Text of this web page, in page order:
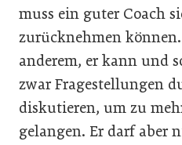
muss ein guter Coach
zurücknehmen
anderem, er kann und
zwar Fragestellungen
diskutieren, um zu
gelangen. Er darf aber